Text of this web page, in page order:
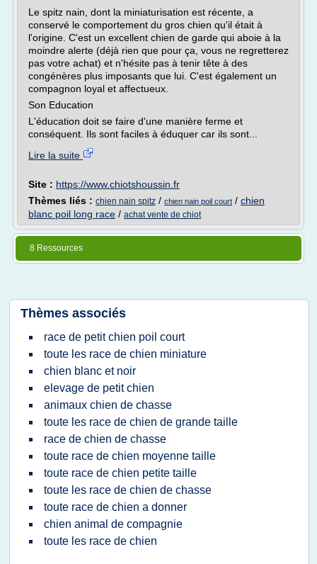
Le spitz nain, dont la miniaturisation est récente, a
conservé le comportement du gros chien qu'il était à
l'origine. C'est un excellent chien de garde qui aboie à la
moindre alerte (déjà rien que pour ça, vous ne regretterez
pas votre achat) et n'hésite pas à tenir tête à des
congénères plus imposants que lui. C'est également un
compagnon loyal et affectueux.
Son Education
L'éducation doit se faire d'une manière ferme et
conséquent. Ils sont faciles à éduquer car ils sont...
Lire la suite
Site : https://www.chiotshoussin.fr
Thèmes liés : chien nain spitz / chien nain poil court / chien
blanc poil long race / achat vente de chiot
8 Ressources
Thèmes associés
race de petit chien poil court
toute les race de chien miniature
chien blanc et noir
elevage de petit chien
animaux chien de chasse
toute les race de chien de grande taille
race de chien de chasse
toute race de chien moyenne taille
toute race de chien petite taille
toute les race de chien de chasse
toute race de chien a donner
chien animal de compagnie
toute les race de chien